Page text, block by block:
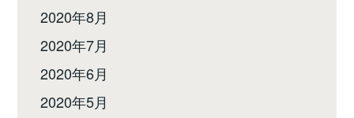
2020年8月
2020年7月
2020年6月
2020年5月